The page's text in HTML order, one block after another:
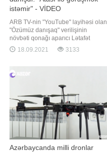
istəmir" - VİDEO
ARB TV-nin "YouTube" layihəsi olan
"Özümüz danışaq" verilişinin
növbəti qonağı aparıcı Lətafət
Ələkbərova olub. Tanınmış aparıcı
tək övlad böyütməyin çətin
olmuşuq. Musiqini çox sevir. Vokal
dərsi alır. Qızımın 1
18.09.2021 3133
Azərbaycanda milli dronlar